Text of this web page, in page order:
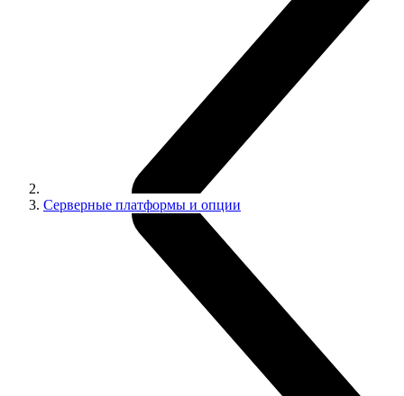
Серверные платформы и опции